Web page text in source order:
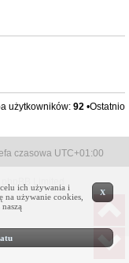
użytkowników: 92 •Ostatnio
czasowa UTC+01:00
Limited
X
ich używania i
na używanie cookies,